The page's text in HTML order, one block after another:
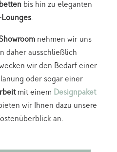
bis hin zu eleganten
.
nehmen wir uns
daher ausschließlich
wir den Bedarf einer
oder sogar einer
mit einem Designpaket
wir Ihnen dazu unsere
an.